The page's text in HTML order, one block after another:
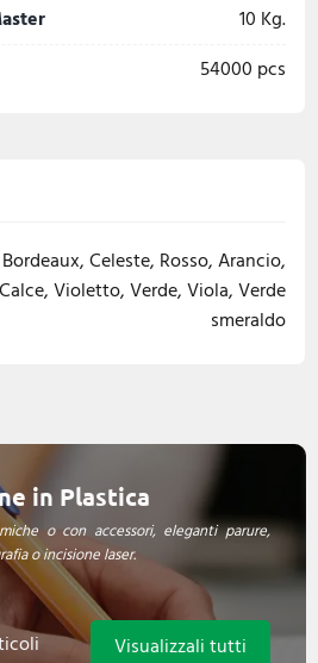
10 Kg.
54000 pcs
Celeste, Rosso, Arancio,
Violetto, Verde, Viola, Verde
smeraldo
in Plastica
o con accessori, eleganti parure,
o incisione laser.
Visualizzali tutti